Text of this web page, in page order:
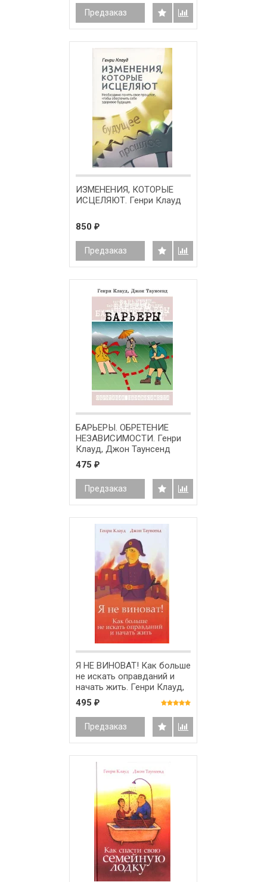
Предзаказ
ИЗМЕНЕНИЯ, КОТОРЫЕ
ИСЦЕЛЯЮТ. Генри Клауд
850 ₽
Предзаказ
БАРЬЕРЫ. ОБРЕТЕНИЕ
НЕЗАВИСИМОСТИ. Генри
Клауд, Джон Таунсенд
475 ₽
Предзаказ
Я НЕ ВИНОВАТ! Как больше
не искать оправданий и
начать жить. Генри Клауд,
Джон Таунсенд
495 ₽
Предзаказ